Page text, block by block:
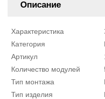
Описание
Характеристика
Категория
Артикул
Количество модулей
Тип монтажа
Тип изделия